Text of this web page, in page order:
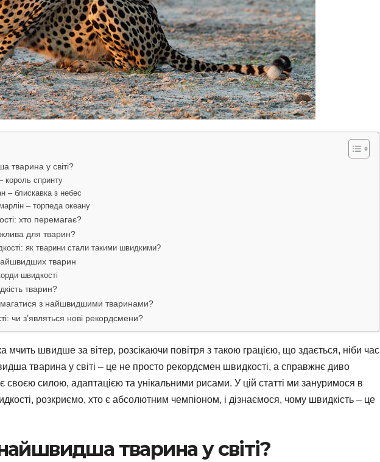
тварина у світі?
король спринту
– блискавка з небес
– торпеда океану
хто перемагає?
для тварин?
як тварини стали такими швидкими?
тварин
швидкості
тварин?
з найшвидшими тваринами?
чи з’являться нові рекордсмени?
мчить швидше за вітер, розсікаючи повітря з такою грацією, що здається, ніби час
тварина у світі – це не просто рекордсмен швидкості, а справжнє диво
своєю силою, адаптацією та унікальними рисами. У цій статті ми зануримося в
розкриємо, хто є абсолютним чемпіоном, і дізнаємося, чому швидкість – це
тварина у світі?